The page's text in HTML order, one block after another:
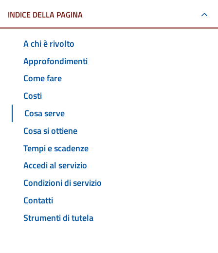
INDICE DELLA PAGINA
A chi è rivolto
Approfondimenti
Come fare
Costi
Cosa serve
Cosa si ottiene
Tempi e scadenze
Accedi al servizio
Condizioni di servizio
Contatti
Strumenti di tutela